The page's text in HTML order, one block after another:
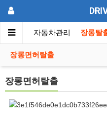
뉴스 자동차관리 장롱탈
장롱면허탈출
장롱면허탈출